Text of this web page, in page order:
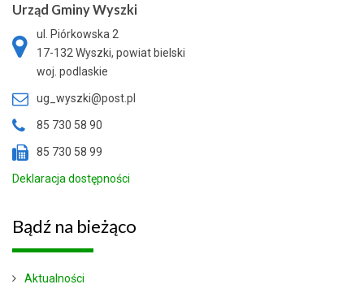
Urząd Gminy Wyszki
ul. Piórkowska 2
17-132 Wyszki, powiat bielski
woj. podlaskie
ug_wyszki@post.pl
85 730 58 90
85 730 58 99
Deklaracja dostępności
Bądź na bieżąco
Aktualności